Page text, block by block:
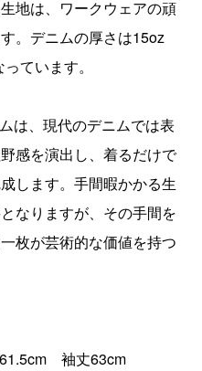
地は、ワークウェアの頑
。デニムの厚さは15oz
ています。
は、現代のデニムでは表
感を演出し、着るだけで
します。手間暇かかる生
なりますが、その手間を
枚が芸術的な価値を持つ
袖丈63cm